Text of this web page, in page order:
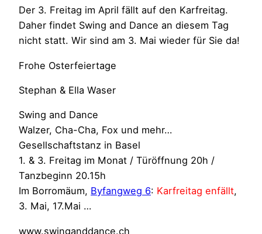
Der 3. Freitag im April fällt auf den Karfreitag.
Daher findet Swing and Dance an diesem Tag
nicht statt. Wir sind am 3. Mai wieder für Sie da!
Frohe Osterfeiertage
Stephan & Ella Waser
Swing and Dance
Walzer, Cha-Cha, Fox und mehr…
Gesellschaftstanz in Basel
1. & 3. Freitag im Monat / Türöffnung 20h /
Tanzbeginn 20.15h
Im Borromäum, Byfangweg 6: Karfreitag enfällt,
3. Mai, 17.Mai …
www.swinganddance.ch